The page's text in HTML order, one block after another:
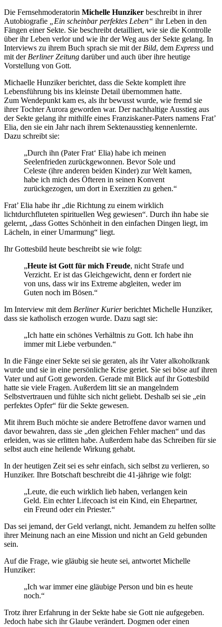
Die Fernsehmoderatorin Michelle Hunziker beschreibt in ihrer
Autobiografie
„Ein scheinbar perfektes Leben“ ihr Leben in den
Fängen einer Sekte. Sie beschreibt detailliert, wie sie die Kontrolle
über ihr Leben verlor und wie ihr der Weg aus der Sekte gelang. In
Interviews zu ihrem Buch sprach sie mit der Bild, dem Express und
mit der Berliner Zeitung darüber und auch über ihre heutige
Vorstellung von Gott.
Michaelle Hunziker berichtet, dass die Sekte komplett ihre
Lebensführung bis ins kleinste Detail übernommen hatte.
Zum Wendepunkt kam es, als ihr bewusst wurde, wie fremd sie
ihrer Tochter Aurora geworden war. Der nachhaltige Ausstieg aus
der Sekte gelang ihr mithilfe eines Franziskaner-Paters namens Frat’
Elia, den sie ein Jahr nach ihrem Sektenausstieg kennenlernte.
Dazu schreibt sie:
„Durch ihn (Pater Frat‘ Elia) habe ich meinen
Seelenfrieden zurückgewonnen. Bevor Sole und
Celeste (ihre anderen beiden Kinder) zur Welt kamen,
habe ich mich des Öfteren in seinen Konvent
zurückgezogen, um dort in Exerzitien zu gehen.“
Frat’ Elia habe ihr „die Richtung zu einem wirklich
lichtdurchfluteten spirituellen Weg gewiesen“. Durch ihn habe sie
gelernt, „dass Gottes Schönheit in den einfachen Dingen liegt, im
Lächeln, in einer Umarmung“ liegt.
Ihr Gottesbild heute beschreibt sie wie folgt:
„Heute ist Gott für mich Freude, nicht Strafe und
Verzicht. Er ist das Gleichgewicht, denn er fordert nie
von uns, dass wir ins Extreme abgleiten, weder im
Guten noch im Bösen.“
Im Interview mit dem Berliner Kurierberichtet Michelle Hunziker,
dass sie katholisch erzogen wurde. Dazu sagt sie:
„Ich hatte ein schönes Verhältnis zu Gott. Ich habe ihn
immer mit Liebe verbunden.“
In die Fänge einer Sekte sei sie geraten, als ihr Vater alkoholkrank
wurde und sie in eine persönliche Krise geriet. Sie sei böse auf ihren
Vater und auf Gott geworden. Gerade mit Blick auf ihr Gottesbild
hatte sie viele Fragen. Außerdem litt sie an mangelndem
Selbstvertrauen und fühlte sich nicht geliebt. Deshalb sei sie „ein
perfektes Opfer“ für die Sekte gewesen.
Mit ihrem Buch möchte sie andere Betroffene davor warnen und
davor bewahren, dass sie „den gleichen Fehler machen“ und das
erleiden, was sie erlitten habe. Außerdem habe das Schreiben für sie
selbst auch eine heilende Wirkung gehabt.
In der heutigen Zeit sei es sehr einfach, sich selbst zu verlieren, so
Hunziker. Ihre Botschaft beschreibt die 41-jährige wie folgt:
„Leute, die euch wirklich lieb haben, verlangen kein
Geld. Ein echter Lifecoach ist ein Kind, ein Ehepartner,
ein Freund oder ein Priester.“
Das sei jemand, der Geld verlangt, nicht. Jemandem zu helfen sollte
ihrer Meinung nach an eine Mission und nicht an Geld gebunden
sein.
Auf die Frage, wie gläubig sie heute sei, antwortet Michelle
Hunziker:
„Ich war immer eine gläubige Person und bin es heute
noch.“
Trotz ihrer Erfahrung in der Sekte habe sie Gott nie aufgegeben.
Jedoch habe sich ihr Glaube verändert. Dogmen oder einen